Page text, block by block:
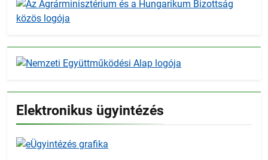
Elektronikus ügyintézés